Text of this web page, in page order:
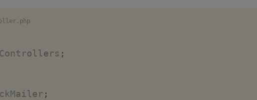
Controllers ;
;